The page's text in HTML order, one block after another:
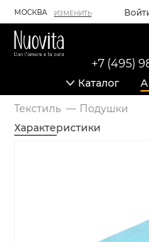
МОСКВА ИЗМЕНИТЬ
Каталог
+7 (495)
Текстиль
Подушки
Характеристики